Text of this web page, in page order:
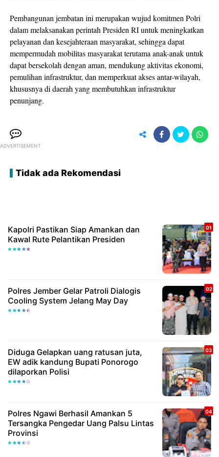
Pembangunan jembatan ini merupakan wujud komitmen Polri
dalam melaksanakan perintah Presiden RI untuk meningkatkan
pelayanan dan kesejahteraan masyarakat, sehingga dapat
mempermudah mobilitas masyarakat terutama anak-anak untuk
dapat bersekolah dengan aman, mendukung aktivitas ekonomi,
pemulihan infrastruktur, dan memperkuat akses antar-wilayah,
khususnya di daerah yang membutuhkan infrastruktur
penunjang.
ADVERTISEMENT
Tidak ada Rekomendasi
Kapolri Pastikan Siap Amankan dan
Kawal Rute Pelantikan Presiden
Polres Jember Gelar Patroli Dialogis
Cooling System Jelang May Day
Diduga Gelapkan uang ratusan juta,
EW adik kandung Bupati Ponorogo
dilaporkan Polisi
Polres Ngawi Berhasil Amankan 5
Tersangka Pengedar Uang Palsu Lintas
Provinsi